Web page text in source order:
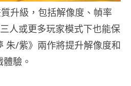
質升級，包括解像度、幀率
人或更多玩家模式下也能保
朱/紫》兩作將提升解像度和
驗。